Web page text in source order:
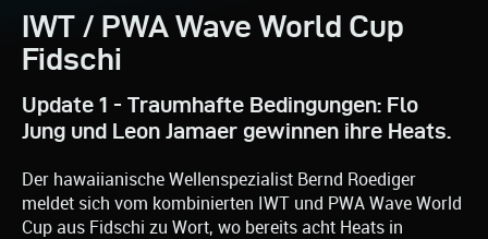
IWT / PWA Wave World Cup
Fidschi
Update 1 - Traumhafte Bedingungen: Flo
Jung und Leon Jamaer gewinnen ihre Heats.
Der hawaiianische Wellenspezialist Bernd Roediger
meldet sich vom kombinierten IWT und PWA Wave World
Cup aus Fidschi zu Wort, wo bereits acht Heats in